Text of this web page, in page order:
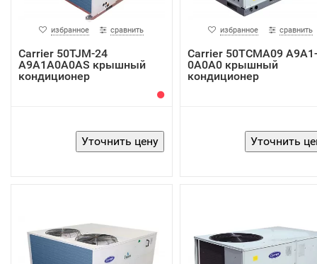
избранное сравнить
Carrier 50TJM-24
A9A1A0A0AS крышный
кондиционер
избранное сравнить
Carrier 50TCMA09 A9A1-
0A0A0 крышный
кондиционер